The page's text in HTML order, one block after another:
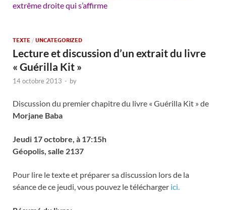
extrême droite qui s’affirme
TEXTE / UNCATEGORIZED
Lecture et discussion d’un extrait du livre
« Guérilla Kit »
14 octobre 2013 - by
Discussion du premier chapitre du livre « Guérilla Kit » de
Morjane Baba
Jeudi 17 octobre, à 17:15h
Géopolis, salle 2137
Pour lire le texte et préparer sa discussion lors de la
séance de ce jeudi, vous pouvez le télécharger ici.